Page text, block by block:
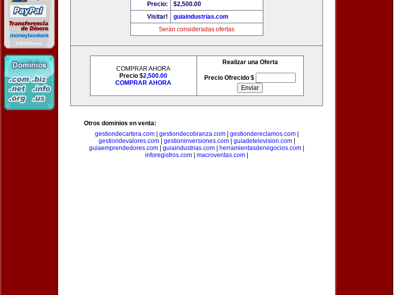
Precio:
$2,500.00
Visitar!
guiaindustrias.com
Serán consideradas ofertas
COMPRAR AHORA
Precio $2,500.00
COMPRAR AHORA
Realizar una Oferta
Precio Ofrecido $
Otros dominios en venta:
gestiondecartera.com| gestiondecobranza.com| gestiondereclamos.com|
gestiondevalores.com| gestioninversiones.com| guiadetelevision.com|
guiaemprendedores.com
guiaindustrias.com herramientasdenegocios.com
inforegistros.com
macroventas.com